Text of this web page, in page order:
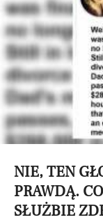
NIE, TEN
PRAWDĄ.
SŁUŻBIE